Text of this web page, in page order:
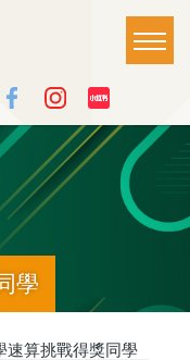
Main
學
速算挑戰得獎同學